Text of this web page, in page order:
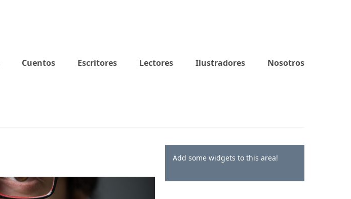
Cuentos Escritores Lectores Ilustradores Nosotros
Add some widgets to this area!